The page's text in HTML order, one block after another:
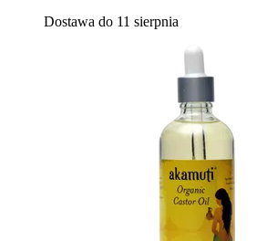
Dostawa do 11 sierpnia